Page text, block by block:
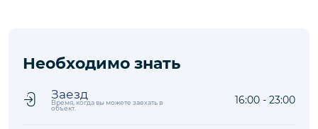
Необходимо знать
Заезд
Время, когда вы можете заехать в
объект.
16:00 - 23:00